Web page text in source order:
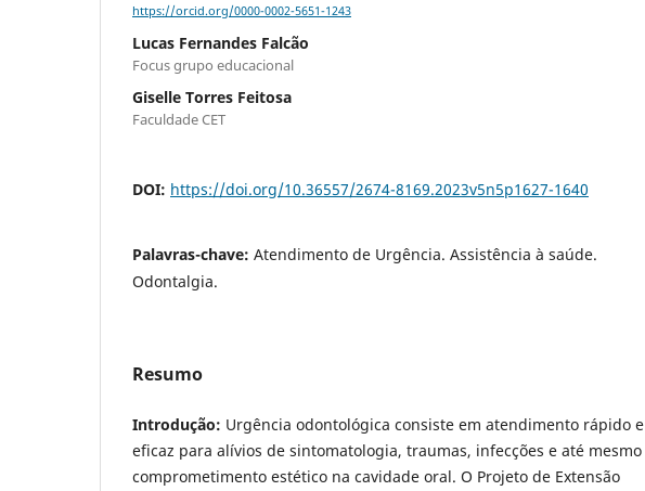
https://orcid.org/0000-0002-5651-1243
Lucas Fernandes Falcão
Focus grupo educacional
Giselle Torres Feitosa
Faculdade CET
DOI: https://doi.org/10.36557/2674-8169.2023v5n5p1627-1640
Palavras-chave: Atendimento de Urgência. Assistência à saúde.
Odontalgia.
Resumo
Introdução: Urgência odontológica consiste em atendimento rápido e
eficaz para alívios de sintomatologia, traumas, infecções e até mesmo
comprometimento estético na cavidade oral. O Projeto de Extensão